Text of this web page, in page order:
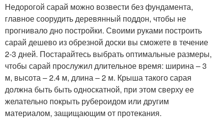
Недорогой сарай можно возвести без фундамента,
главное соорудить деревянный поддон, чтобы не
прогнивало дно постройки. Своими руками построить
сарай дешево из обрезной доски вы сможете в течение
2-3 дней. Постарайтесь выбрать оптимальные размеры,
чтобы сарай прослужил длительное время: ширина – 3
м, высота – 2.4 м, длина – 2 м. Крыша такого сарая
должна быть быть односкатной, при этом сверху ее
желательно покрыть рубероидом или другим
материалом, защищающим от протекания.